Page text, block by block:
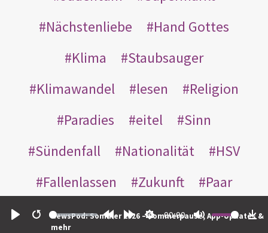
Restart
00:00
NewsPod: Sommer 2026 – Sommerpause, App-Updates &
mehr
Nächstenliebe
Hand Gottes
Klima
Staubsauger
Klimawandel
lesen
Religion
Paradies
eitel
Sinn
Sündenfall
Nationalität
HSV
Fallenlassen
Zukunft
Paar
Erwachsene
mit dir kindlich